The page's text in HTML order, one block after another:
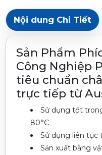
Nội dung Chi Tiết
Sản Phẩm
Công Nghiệp
tiêu chuẩn
trực tiếp từ
Sử dụng tốt
80°C
Sử dụng liên tục
Sản xuất bằng